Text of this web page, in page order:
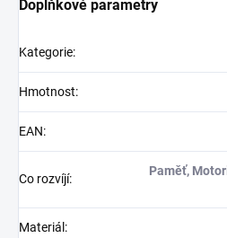
Doplňkové parametry
Kategorie:
Hmotnost:
EAN:
Co rozvíjí:
Paměť,
Materiál :